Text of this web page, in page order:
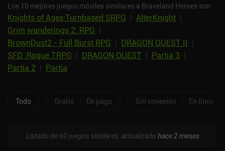
Los 10 mejores juegos móviles similares a Braveland Heroes son:
Knights of Ages:Turnbased SRPG AlterKnight
Grim wanderings 2: RPG
BrownDust2 - Full Burst RPG
DRAGON QUEST II
SFD :Rogue TRPG
DRAGON QUEST Partia 3
Partia 2
Partia
Todo Gratis De pago Sin conexión En línea
Listado de 60 juegos similares, actualizado hace 2 meses